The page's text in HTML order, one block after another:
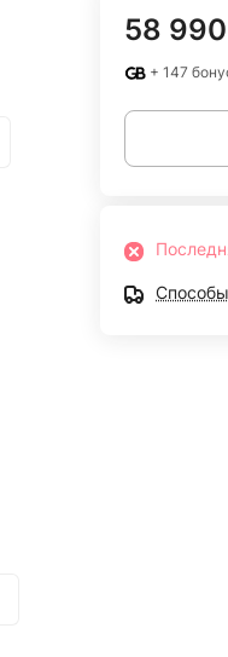
58
+ 147